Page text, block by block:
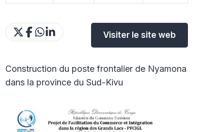
Visiter le site web
Construction du poste frontalier de Nyamona
dans la province du Sud-Kivu